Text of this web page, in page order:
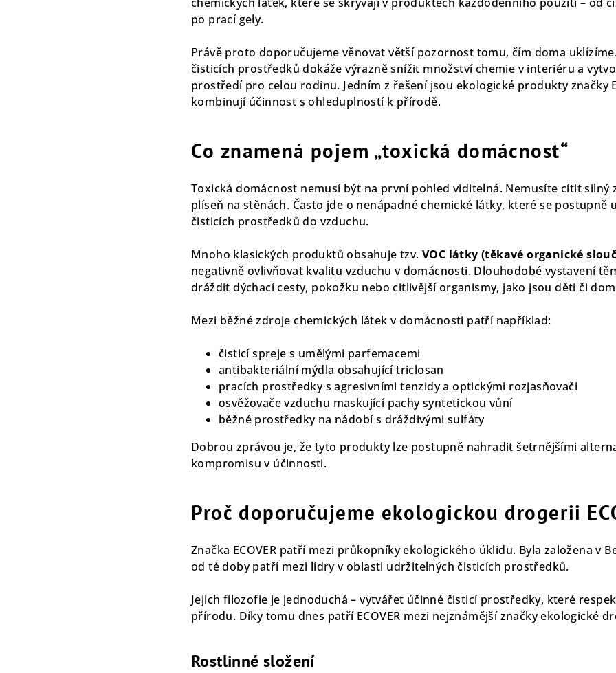
chemických látek, které se skrývají v produktech každodenního použití – od
po prací gely.
Právě proto doporučujeme věnovat větší pozornost tomu, čím doma
čisticích prostředků dokáže výrazně snížit množství chemie v interiéru a
prostředí pro celou rodinu. Jedním z řešení jsou ekologické produkty značky
kombinují účinnost s ohleduplností k přírodě.
Co znamená pojem „toxická domácnost“
Toxická domácnost nemusí být na první pohled viditelná. Nemusíte cítit silný
plíseň na stěnách. Často jde o nenápadné chemické látky, které se postupně
čisticích prostředků do vzduchu.
Mnoho klasických produktů obsahuje tzv. VOC látky (těkavé organické
negativně ovlivňovat kvalitu vzduchu v domácnosti. Dlouhodobé vystavení
dráždit dýchací cesty, pokožku nebo citlivější organismy, jako jsou děti či
Mezi běžné zdroje chemických látek v domácnosti patří například:
čisticí spreje s umělými parfemacemi
antibakteriální mýdla obsahující triclosan
pracích prostředky s agresivními tenzidy a optickými rozjasňovači
osvěžovače vzduchu maskující pachy syntetickou vůní
běžné prostředky na nádobí s dráždivými sulfáty
Dobrou zprávou je, že tyto produkty lze postupně nahradit šetrnějšími
kompromisu v účinnosti.
Proč doporučujeme ekologickou drogerii
Značka ECOVER patří mezi průkopníky ekologického úklidu. Byla založena v
od té doby patří mezi lídry v oblasti udržitelných čisticích prostředků.
Jejich filozofie je jednoduchá – vytvářet účinné čisticí prostředky, které
přírodu. Díky tomu dnes patří ECOVER mezi nejznámější značky ekologické
Rostlinné složení